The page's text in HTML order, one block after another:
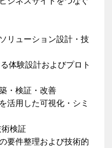
リューション設計・技
体験設計およびプロト
・検証・改善
活用した可視化・シミ
検証
要件整理および技術的